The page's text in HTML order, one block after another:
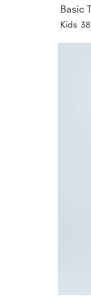
Basic
Kids